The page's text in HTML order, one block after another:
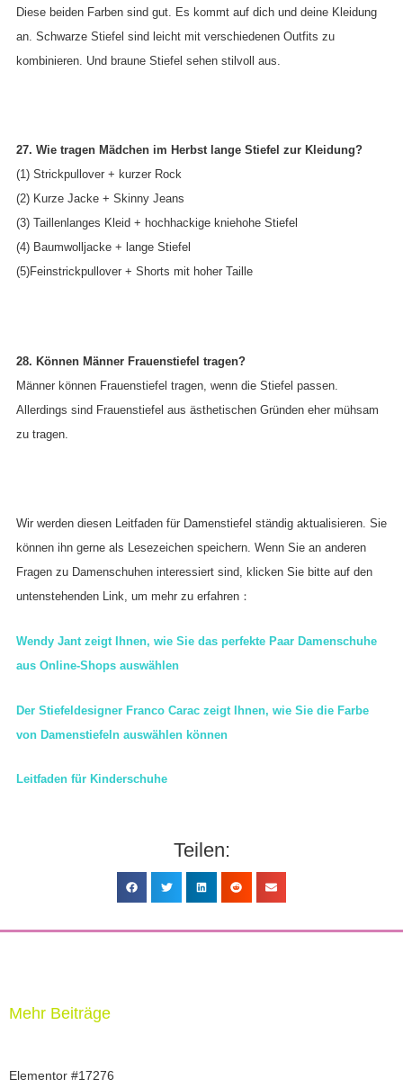
Diese beiden Farben sind gut. Es kommt auf dich und deine Kleidung
an. Schwarze Stiefel sind leicht mit verschiedenen Outfits zu
kombinieren. Und braune Stiefel sehen stilvoll aus.
27. Wie tragen Mädchen im Herbst lange Stiefel zur Kleidung?
(1) Strickpullover + kurzer Rock
(2) Kurze Jacke + Skinny Jeans
(3) Taillenlanges Kleid + hochhackige kniehohe Stiefel
(4) Baumwolljacke + lange Stiefel
(5)Feinstrickpullover + Shorts mit hoher Taille
28. Können Männer Frauenstiefel tragen?
Männer können Frauenstiefel tragen, wenn die Stiefel passen.
Allerdings sind Frauenstiefel aus ästhetischen Gründen eher mühsam
zu tragen.
Wir werden diesen Leitfaden für Damenstiefel ständig aktualisieren. Sie
können ihn gerne als Lesezeichen speichern. Wenn Sie an anderen
Fragen zu Damenschuhen interessiert sind, klicken Sie bitte auf den
untenstehenden Link, um mehr zu erfahren：
Wendy Jant zeigt Ihnen, wie Sie das perfekte Paar Damenschuhe
aus Online-Shops auswählen
Der Stiefeldesigner Franco Carac zeigt Ihnen, wie Sie die Farbe
von Damenstiefeln auswählen können
Leitfaden für Kinderschuhe
Teilen:
Mehr Beiträge
Elementor #17276